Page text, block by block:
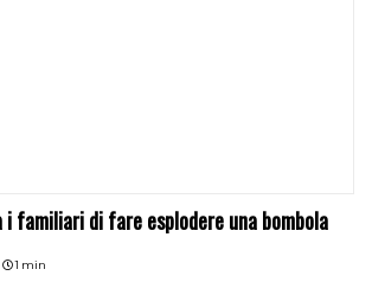
familiari di fare esplodere una bombola
1 min